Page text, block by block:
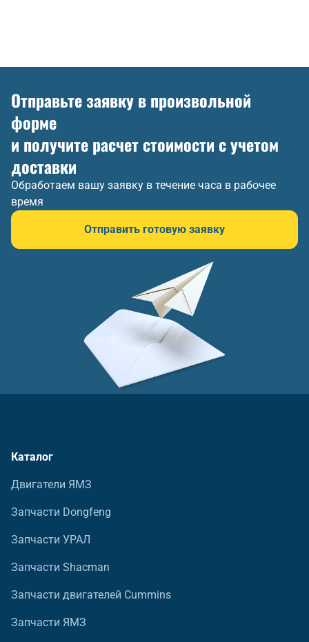
Отправьте заявку в произвольной
форме
и получите расчет стоимости с учетом
доставки
Обработаем вашу заявку в течение часа в рабочее
время
Отправить готовую заявку
Каталог
Двигатели ЯМЗ
Запчасти Dongfeng
Запчасти УРАЛ
Запчасти Shacman
Запчасти двигателей Cummins
Запчасти ЯМЗ